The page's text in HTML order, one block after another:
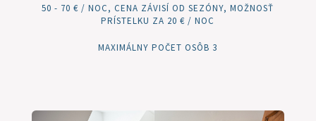
50 - 70 € / NOC, CENA ZÁVISÍ OD SEZÓNY, MOŽNOSŤ
PRÍSTELKU ZA 20 € / NOC
MAXIMÁLNY POČET OSÔB 3